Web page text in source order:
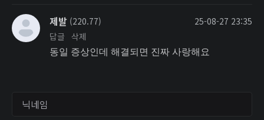
제발 (220.77)
25-08-27 23:35
답글 삭제
동일 증상인데 해결되면 진짜 사랑해요
닉네임